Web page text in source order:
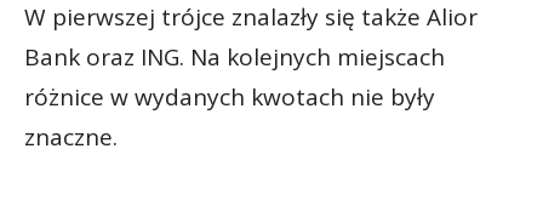
W pierwszej trójce znalazły się także Alior
Bank oraz ING. Na kolejnych miejscach
różnice w wydanych kwotach nie były
znaczne.